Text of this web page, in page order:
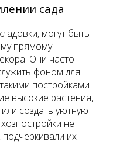
сада
могут быть
прямому
Они часто
фоном для
постройками
высокие растения,
создать уютную
не
их